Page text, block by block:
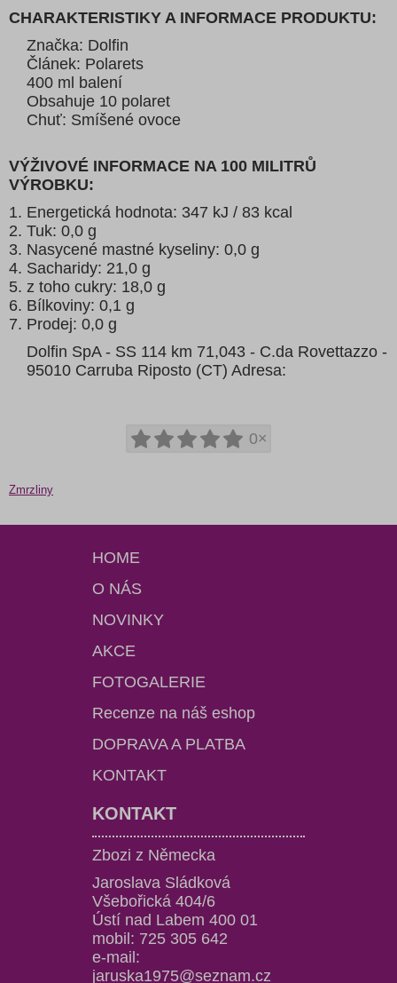
CHARAKTERISTIKY A INFORMACE PRODUKTU:
Značka: Dolfin
Článek: Polarets
400 ml balení
Obsahuje 10 polaret
Chuť: Smíšené ovoce
VÝŽIVOVÉ INFORMACE NA 100 MILITRŮ
VÝROBKU:
Energetická hodnota: 347 kJ / 83 kcal
Tuk: 0,0 g
Nasycené mastné kyseliny: 0,0 g
Sacharidy: 21,0 g
z toho cukry: 18,0 g
Bílkoviny: 0,1 g
Prodej: 0,0 g
Dolfin SpA - SS 114 km 71,043 - C.da Rovettazzo -
95010 Carruba Riposto (CT) Adresa:
0×
Zmrzliny
HOME
O NÁS
NOVINKY
AKCE
FOTOGALERIE
Recenze na náš eshop
DOPRAVA A PLATBA
KONTAKT
KONTAKT
Zbozi z Německa
Jaroslava Sládková
Všebořická 404/6
Ústí nad Labem 400 01
mobil: 725 305 642
e-mail:
jaruska1975@seznam.cz